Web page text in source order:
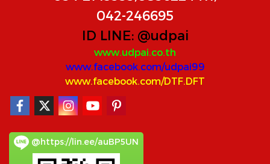
042-246695
ID LINE: @udpai
www.udpai.co.th
www.facebook.com/udpai99
www.facebook.com/DTF.DFT
@https://lin.ee/auBP5UN